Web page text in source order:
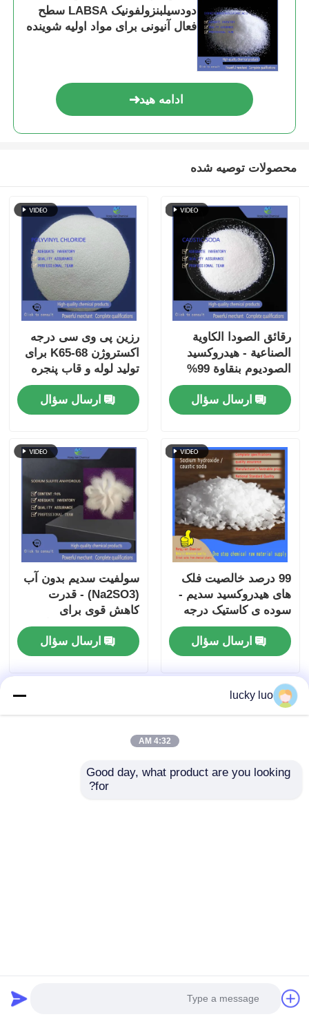
دودسیلبنزولفونیک LABSA سطح
فعال آنیونی برای مواد اولیه شوینده
ادامه هید
محصولات توصیه شده
رقائق الصودا الكاوية
الصناعية - هيدروكسيد
الصوديوم بنقاوة 99%
لمعالجة المياه وضبط
درجة الحموضةارسال سؤال
رزین پی وی سی درجه
اکستروژن K65-68 برای
تولید لوله و قاب پنجره
ارسال سؤال
99 درصد خالصیت فلک
های هیدروکسید سدیم -
سوده ی کاستیک درجه
صنعتی برای تصفیه آب و
تولید شیمیاییارسال سؤال
سولفیت سدیم بدون آب
(Na2SO3) - قدرت
کاهش قوی برای
عکاسی، دکلوراتور آب و
نگهدارنده مواد غذایی
ارسال سؤال
Sichuan Hongjian Xinyi Technology Co., Ltd.. All
lucky luo
4:32 AM
Good day, what product are you looking
for?